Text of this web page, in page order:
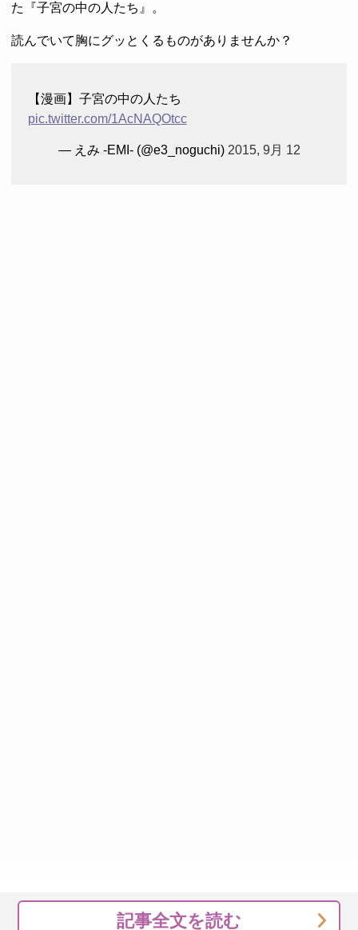
た『子宮の中の人たち』。
読んでいて胸にグッとくるものがありませんか？
【漫画】子宮の中の人たち
pic.twitter.com/1AcNAQOtcc
— えみ -EMI- (@e3_noguchi) 2015, 9月 12
記事全文を読む